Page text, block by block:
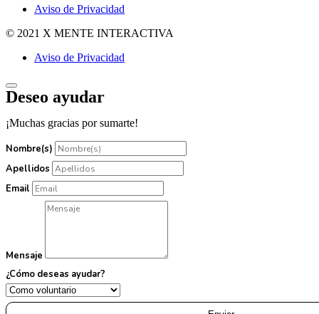
Aviso de Privacidad
© 2021 X MENTE INTERACTIVA
Aviso de Privacidad
Deseo ayudar
¡Muchas gracias por sumarte!
Nombre(s)
Apellidos
Email
Mensaje
¿Cómo deseas ayudar?